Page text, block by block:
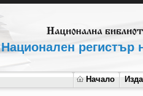
Национален регистър
Начало